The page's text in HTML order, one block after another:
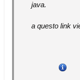
java.
a questo link